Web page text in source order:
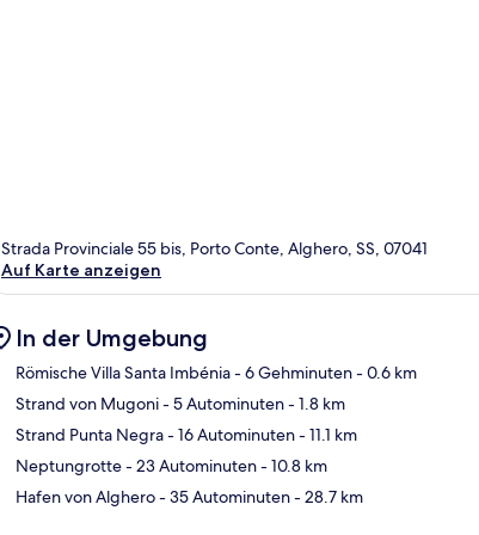
Strada Provinciale 55 bis, Porto Conte, Alghero, SS, 07041
Auf Karte anzeigen
In der Umgebung
Römische Villa Santa Imbénia- 6 Gehminuten- 0.6 km
Strand von Mugoni- 5 Autominuten- 1.8 km
Strand Punta Negra- 16 Autominuten- 11.1 km
Neptungrotte- 23 Autominuten- 10.8 km
Hafen von Alghero- 35 Autominuten- 28.7 km